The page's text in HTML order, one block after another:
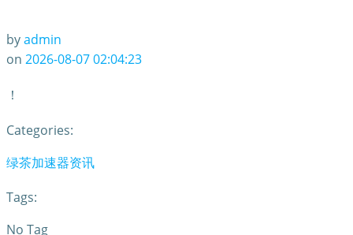
byadmin
on 2026-08-07 02:04:23
！
Categories:
绿茶加速器资讯
Tags:
No Tag